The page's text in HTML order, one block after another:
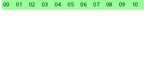
00
01 02 03 04 05 06 07 08 09 10